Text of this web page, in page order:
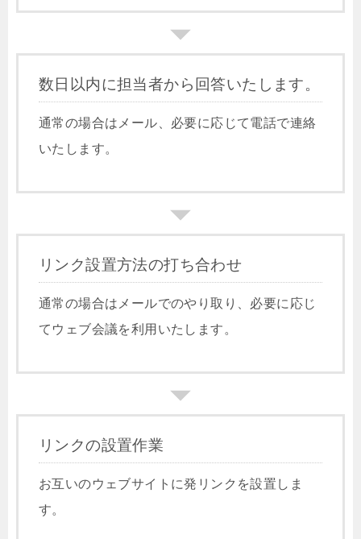
数日以内に担当者から回答いたします。
通常の場合はメール、必要に応じて電話で連絡
いたします。
リンク設置方法の打ち合わせ
通常の場合はメールでのやり取り、必要に応じ
てウェブ会議を利用いたします。
リンクの設置作業
お互いのウェブサイトに発リンクを設置しま
す。